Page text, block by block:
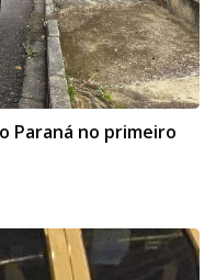
Paraná no primeiro